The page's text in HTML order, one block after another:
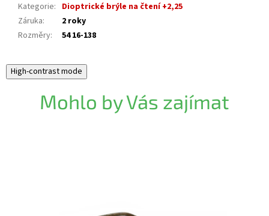
Kategorie: Dioptrické brýle na čtení +2,25
Záruka:
2 roky
Rozměry: 54 16-138
High-contrast mode
Mohlo by Vás zajímat